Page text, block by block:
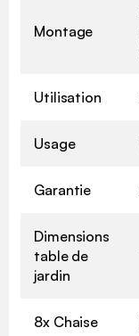
Montage
Utilisation
Usage
Garantie
Dimensions
table de
jardin
8x Chaise